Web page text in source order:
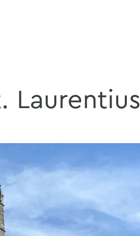
Laurentius